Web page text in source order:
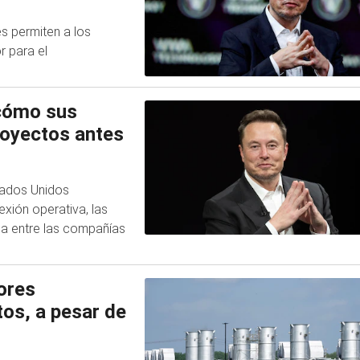
permiten a los
para el
sus
antes
Unidos
operativa, las
entre las compañías
a pesar de